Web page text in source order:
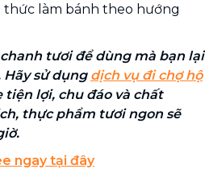
thức làm bánh theo hướng
tươi để dùng mà bạn lại
sử dụng dịch vụ đi chợ hộ
lợi, chu đáo và chất
thực phẩm tươi ngon sẽ
ngay tại đây